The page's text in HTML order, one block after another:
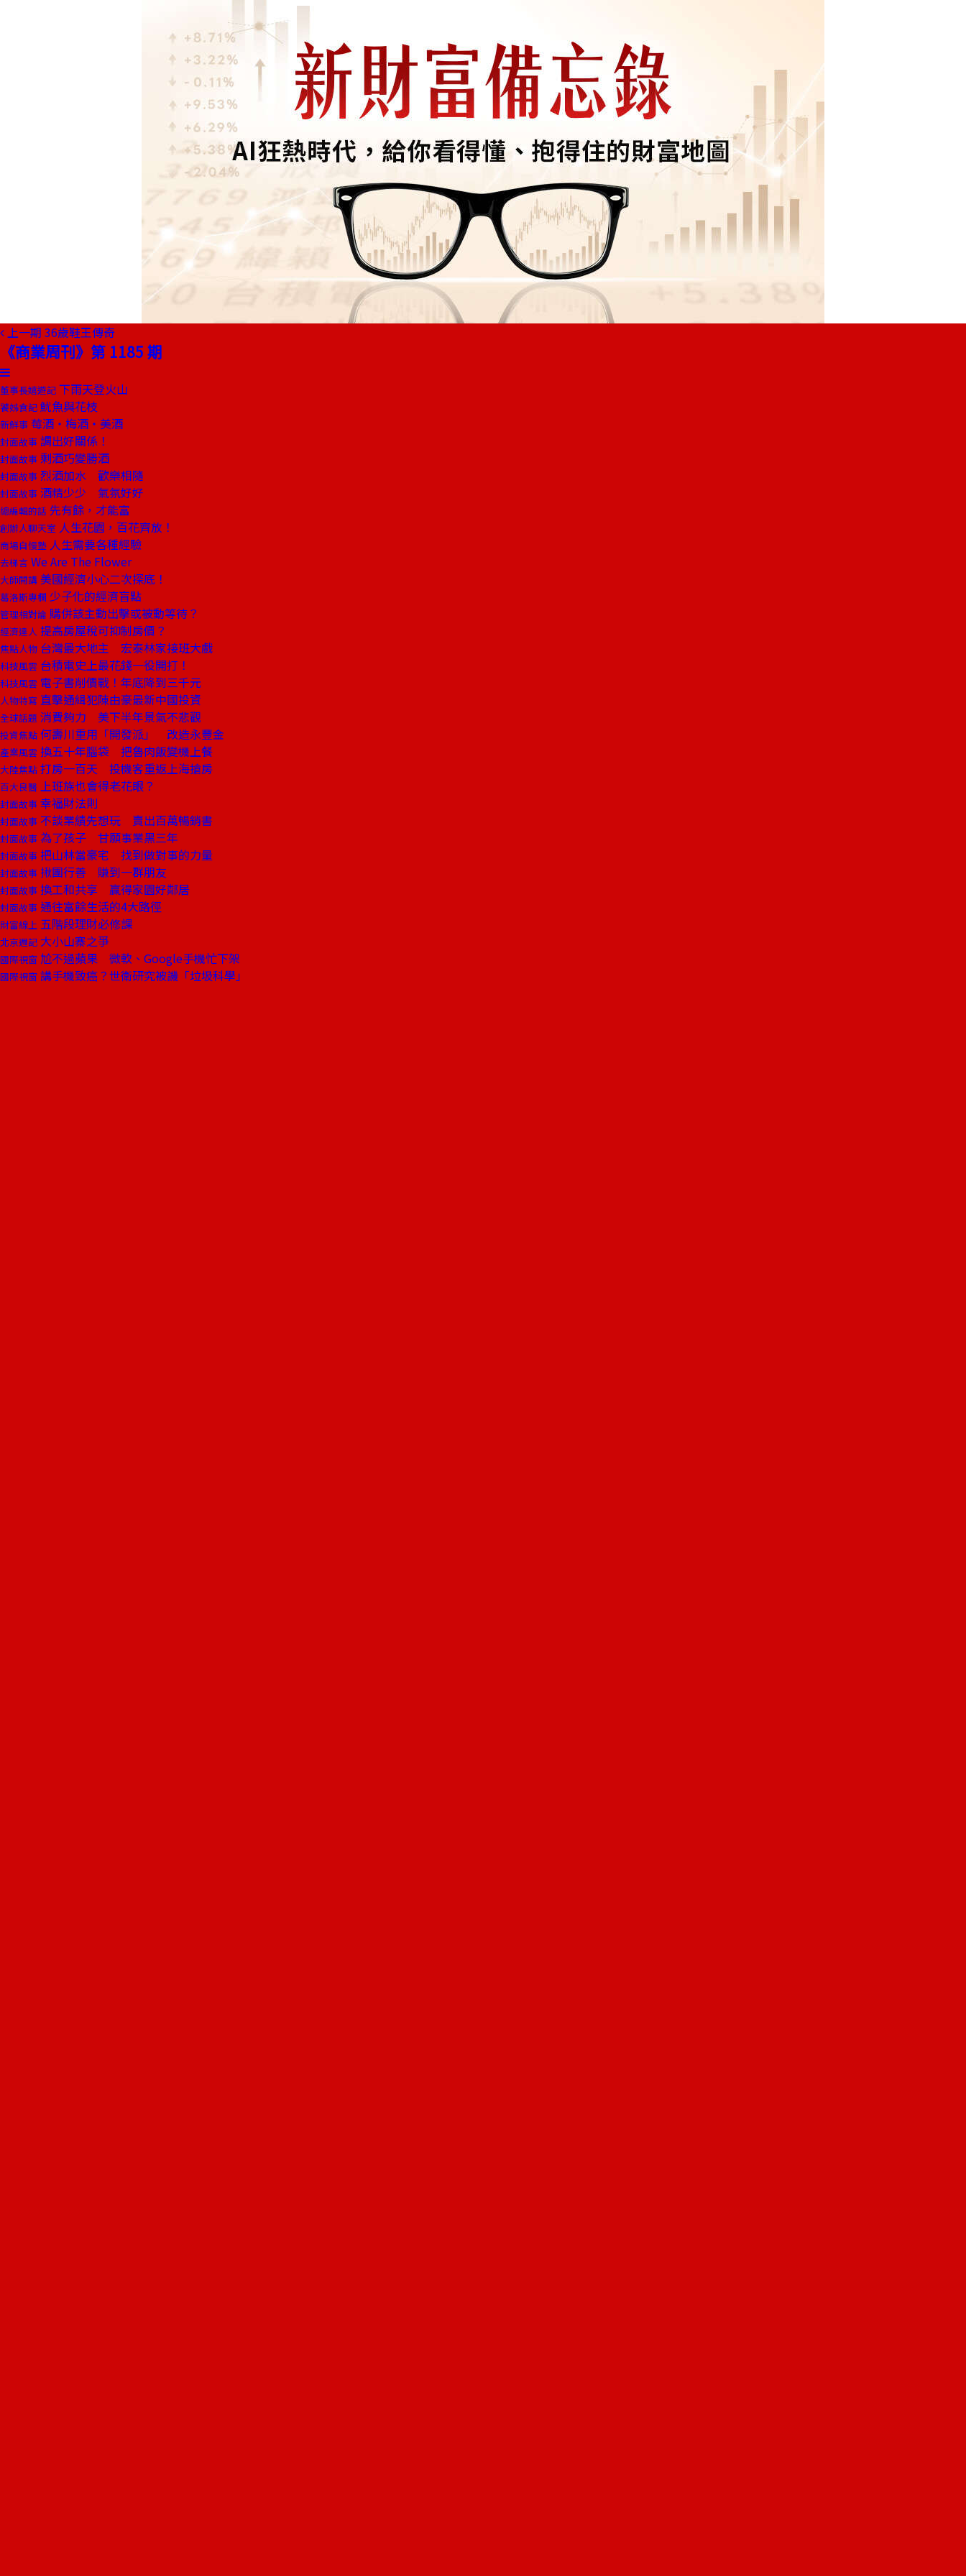
上一期 36歲鞋王傳奇
《商業周刊》第 1185 期
董事長嬉遊記 下雨天登火山
饕姊食記 魷魚與花枝
新鮮事 莓酒‧梅酒‧美酒
封面故事 調出好關係！
封面故事 剩酒巧變勝酒
封面故事 烈酒加水 歡樂相隨
封面故事 酒精少少 氣氛好好
總編輯的話 先有餘，才能富
創辦人聊天室 人生花園，百花齊放！
商場自慢塾 人生需要各種經驗
去梯言 We Are The Flower
大師開講 美國經濟小心二次探底！
葛洛斯專欄 少子化的經濟盲點
管理相對論 購併該主動出擊或被動等待？
經濟達人 提高房屋稅可抑制房價？
焦點人物 台灣最大地主 宏泰林家接班大戲
科技風雲 台積電史上最花錢一役開打！
科技風雲 電子書削價戰！年底降到三千元
人物特寫 直擊通緝犯陳由豪最新中國投資
全球話題 消費夠力 美下半年景氣不悲觀
投資焦點 何壽川重用「開發派」 改造永豐金
產業風雲 換五十年腦袋 把魯肉飯變機上餐
大陸焦點 打房一百天 投機客重返上海搶房
百大良醫 上班族也會得老花眼？
封面故事 幸福財法則
封面故事 不談業績先想玩 賣出百萬暢銷書
封面故事 為了孩子 甘願事業黑三年
封面故事 把山林當豪宅 找到做對事的力量
封面故事 揪團行善 賺到一群朋友
封面故事 換工和共享 贏得家園好鄰居
封面故事 通往富餘生活的4大路徑
財富線上 五階段理財必修課
北京週記 大小山寨之爭
國際視窗 尬不過蘋果 微軟、Google手機忙下架
國際視窗 講手機致癌？世衛研究被譏「垃圾科學」